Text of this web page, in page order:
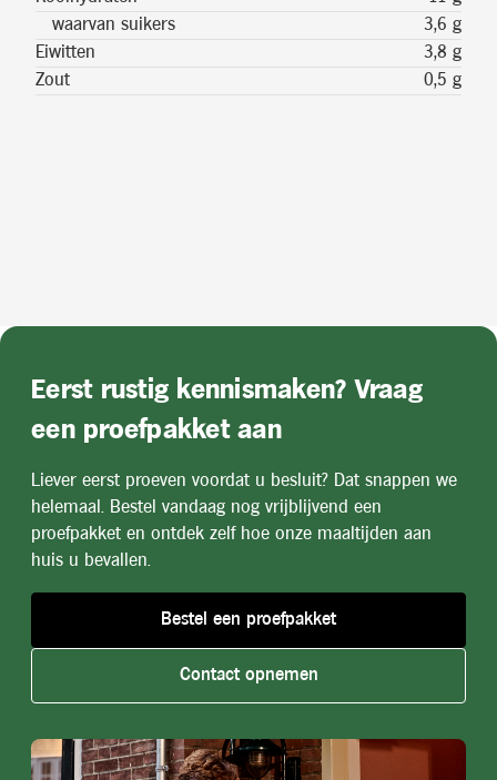
waarvan suikers
3,6 g
Eiwitten
3,8 g
Zout
0,5 g
Eerst rustig kennismaken? Vraag
een proefpakket aan
Liever eerst proeven voordat u besluit? Dat snappen we
helemaal. Bestel vandaag nog vrijblijvend een
proefpakket en ontdek zelf hoe onze maaltijden aan
huis u bevallen.
Bestel een proefpakket
Contact opnemen